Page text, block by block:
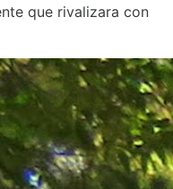
que rivalizara con